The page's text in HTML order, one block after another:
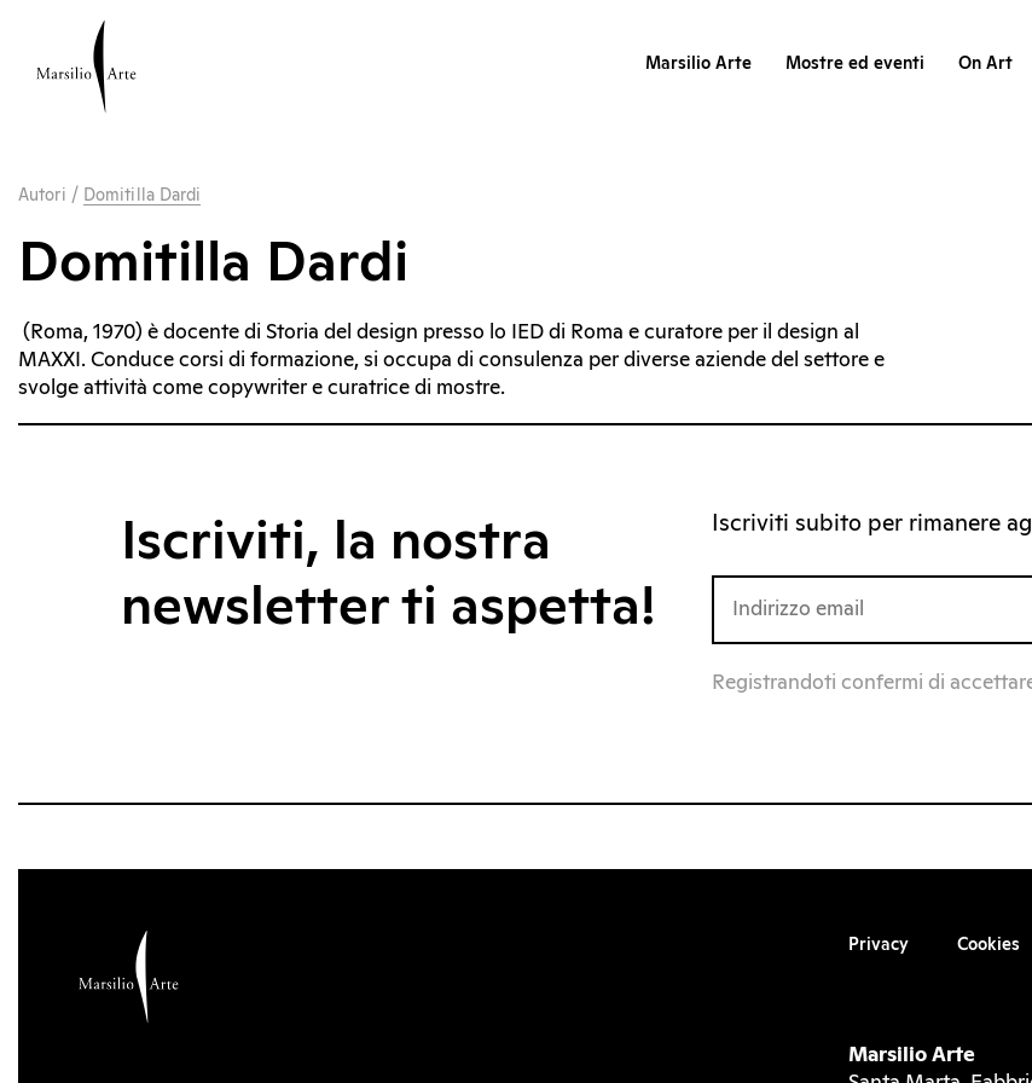
Marsilio Arte Mostre ed eventi On Art
Autori / Domitilla Dardi
Domitilla Dardi
(Roma, 1970) è docente di Storia del design presso lo IED di Roma e curatore per il design al
MAXXI. Conduce corsi di formazione, si occupa di consulenza per diverse aziende del settore e
svolge attività come copywriter e curatrice di mostre.
Iscriviti, la nostra
newsletter ti aspetta!
Iscriviti subito per rimanere
Registrandoti confermi di
Privacy Cookies
Marsilio Arte